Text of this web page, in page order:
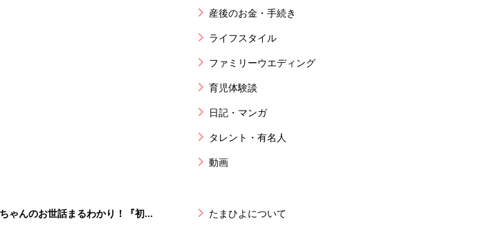
産後のお金・手続き
ライフスタイル
ファミリーウエディング
育児体験談
日記・マンガ
タレント・有名人
動画
たまひよについて